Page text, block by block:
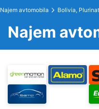
Najem avtomobila Bolivia,
Najem